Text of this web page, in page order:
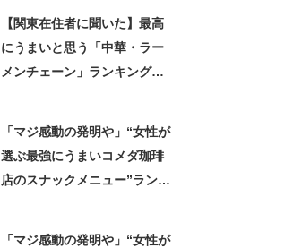
【関東在住者に聞いた】最高
にうまいと思う「中華・ラー
メンチェーン」ランキング
「マジ感動の発明や」“女性が
選ぶ最強にうまいコメダ珈琲
店のスナックメニュー”ランキ
「マジ感動の発明や」“女性が